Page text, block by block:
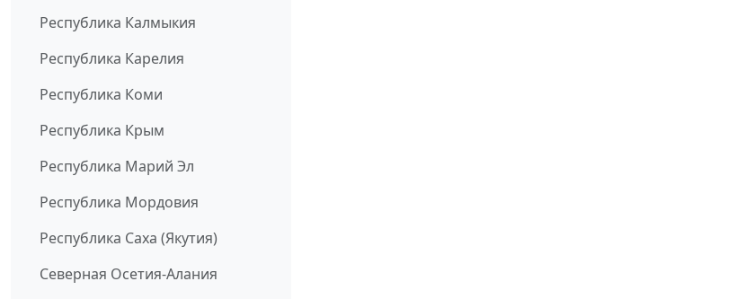
Республика Калмыкия
Республика Карелия
Республика Коми
Республика Крым
Республика Марий Эл
Республика Мордовия
Республика Саха (Якутия)
Северная Осетия-Алания